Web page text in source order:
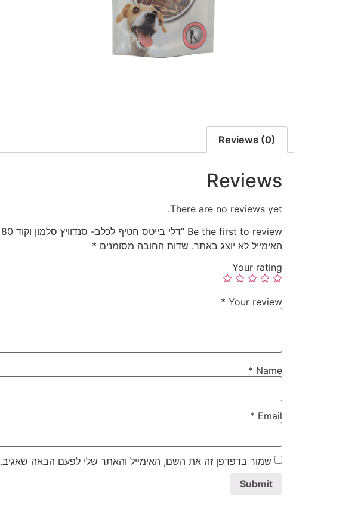
Reviews (0)
Reviews
There are no reviews yet.
Be the first to review “דלי בייטס חטיף לכלב- סנדוויץ סלמון וקוד 80 גרם”
האימייל לא יוצג באתר. שדות החובה מסומנים *
Your rating
Your review
*
Name
*
Email
*
שמור בדפדפן זה את השם, האימייל והאתר שלי לפעם הבאה שאגיב.